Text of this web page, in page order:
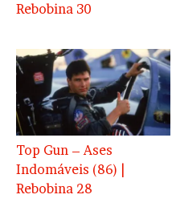
Rebobina 30
Top Gun – Ases
Indomáveis (86) |
Rebobina 28